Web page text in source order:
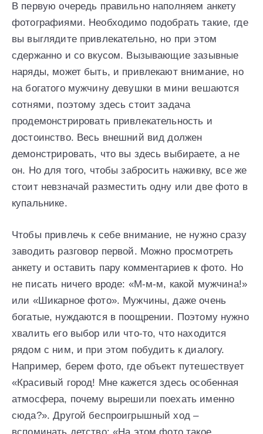
В первую очередь правильно наполняем анкету
фотографиями. Необходимо подобрать такие, где
вы выглядите привлекательно, но при этом
сдержанно и со вкусом. Вызывающие зазывные
наряды, может быть, и привлекают внимание, но
на богатого мужчину девушки в мини вешаются
сотнями, поэтому здесь стоит задача
продемонстрировать привлекательность и
достоинство. Весь внешний вид должен
демонстрировать, что вы здесь выбираете, а не
он. Но для того, чтобы забросить наживку, все же
стоит невзначай разместить одну или две фото в
купальнике.
Чтобы привлечь к себе внимание, не нужно сразу
заводить разговор первой. Можно просмотреть
анкету и оставить пару комментариев к фото. Но
не писать ничего вроде: «М-м-м, какой мужчина!»
или «Шикарное фото». Мужчины, даже очень
богатые, нуждаются в поощрении. Поэтому нужно
хвалить его выбор или что-то, что находится
рядом с ним, и при этом побудить к диалогу.
Например, берем фото, где объект путешествует
«Красивый город! Мне кажется здесь особенная
атмосфера, почему вырешили поехать именно
сюда?». Другой беспроигрышный ход –